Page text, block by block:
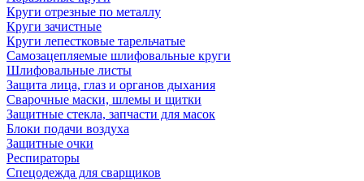
Круги отрезные по металлу
Круги зачистные
Круги лепестковые тарельчатые
Самозацепляемые шлифовальные круги
Шлифовальные листы
Защита лица, глаз и органов дыхания
Сварочные маски, шлемы и щитки
Защитные стекла, запчасти для масок
Блоки подачи воздуха
Защитные очки
Респираторы
Спецодежда для сварщиков